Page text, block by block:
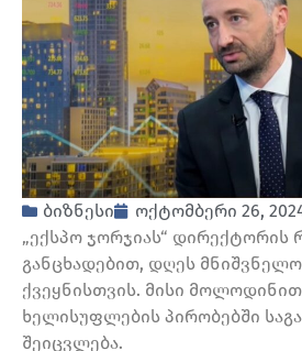
ბიზნესი
ოქტომბერი 26,
„ექსპო ჯორჯიას“ დირექტორის
განცხადებით, დღეს
ქვეყნისთვის. მისი
ხელისუფლების პირობებში
შეიცვლება.